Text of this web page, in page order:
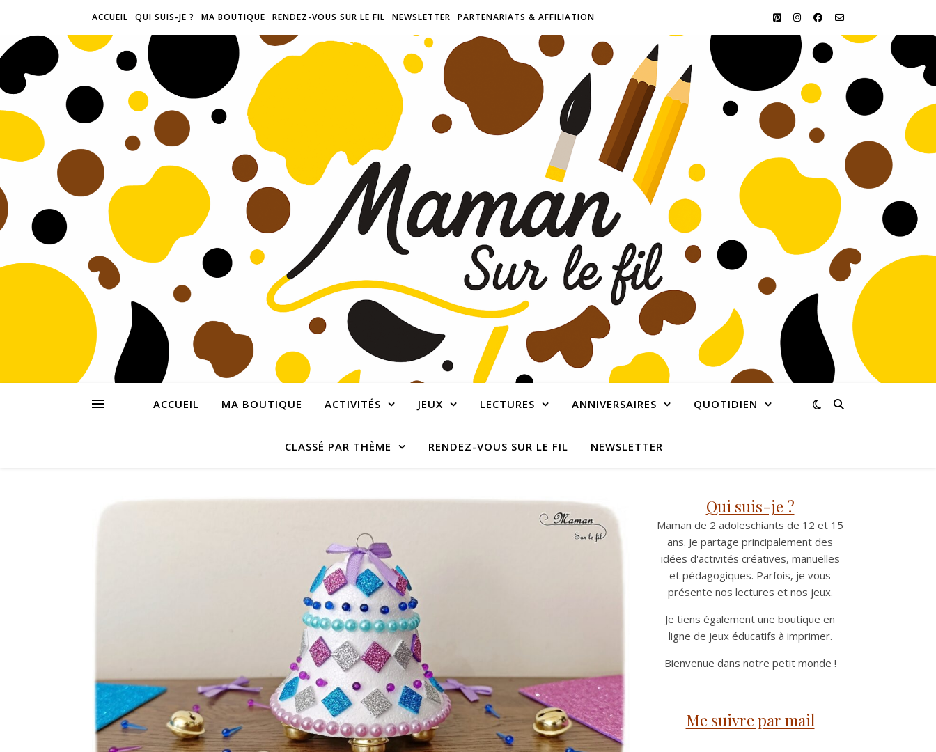
ACCUEIL QUI SUIS-JE ? MA BOUTIQUE RENDEZ-VOUS SUR LE FIL NEWSLETTER PARTENARIATS & AFFILIATION
ACCUEIL MA BOUTIQUE ACTIVITÉS JEUX LECTURES ANNIVERSAIRES QUOTIDIEN
CLASSÉ PAR THÈME RENDEZ-VOUS SUR LE FIL NEWSLETTER
Qui suis-je ?
Maman de 2 adoleschiants de 12 et 15
ans. Je partage principalement des
idées d'activités créatives, manuelles
et pédagogiques. Parfois, je vous
présente nos lectures et nos jeux.
Je tiens également une boutique en
ligne de jeux éducatifs à imprimer.
Bienvenue dans notre petit monde !
Me suivre par mail